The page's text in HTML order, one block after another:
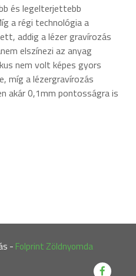
és legelterjettebb
a régi technológia a
addig a lézer gravírozás
elszínezi az anyag
nem volt képes gyors
míg a lézergravírozás
akár 0,1mm pontosságra is
- Folprint Zöldnyomda